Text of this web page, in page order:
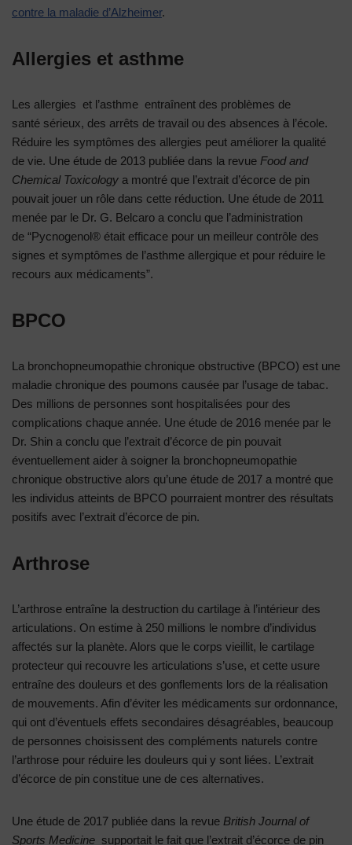
contre la maladie d’Alzheimer.
Allergies et asthme
Les allergies et l’asthme entraînent des problèmes de
santé sérieux, des arrêts de travail ou des absences à l’école.
Réduire les symptômes des allergies peut améliorer la qualité
de vie. Une étude de 2013 publiée dans la revue Food and
Chemical Toxicology a montré que l’extrait d’écorce de pin
pouvait jouer un rôle dans cette réduction. Une étude de 2011
menée par le Dr. G. Belcaro a conclu que l’administration
de “Pycnogenol® était efficace pour un meilleur contrôle des
signes et symptômes de l’asthme allergique et pour réduire le
recours aux médicaments”.
BPCO
La bronchopneumopathie chronique obstructive (BPCO) est une
maladie chronique des poumons causée par l’usage de tabac.
Des millions de personnes sont hospitalisées pour des
complications chaque année. Une étude de 2016 menée par le
Dr. Shin a conclu que l’extrait d’écorce de pin pouvait
éventuellement aider à soigner la bronchopneumopathie
chronique obstructive alors qu’une étude de 2017 a montré que
les individus atteints de BPCO pourraient montrer des résultats
positifs avec l’extrait d’écorce de pin.
Arthrose
L’arthrose entraîne la destruction du cartilage à l’intérieur des
articulations. On estime à 250 millions le nombre d’individus
affectés sur la planète. Alors que le corps vieillit, le cartilage
protecteur qui recouvre les articulations s’use, et cette usure
entraîne des douleurs et des gonflements lors de la réalisation
de mouvements. Afin d’éviter les médicaments sur ordonnance,
qui ont d’éventuels effets secondaires désagréables, beaucoup
de personnes choisissent des compléments naturels contre
l’arthrose pour réduire les douleurs qui y sont liées. L’extrait
d’écorce de pin constitue une de ces alternatives.
Une étude de 2017 publiée dans la revue British Journal of
Sports Medicine supportait le fait que l’extrait d’écorce de pin